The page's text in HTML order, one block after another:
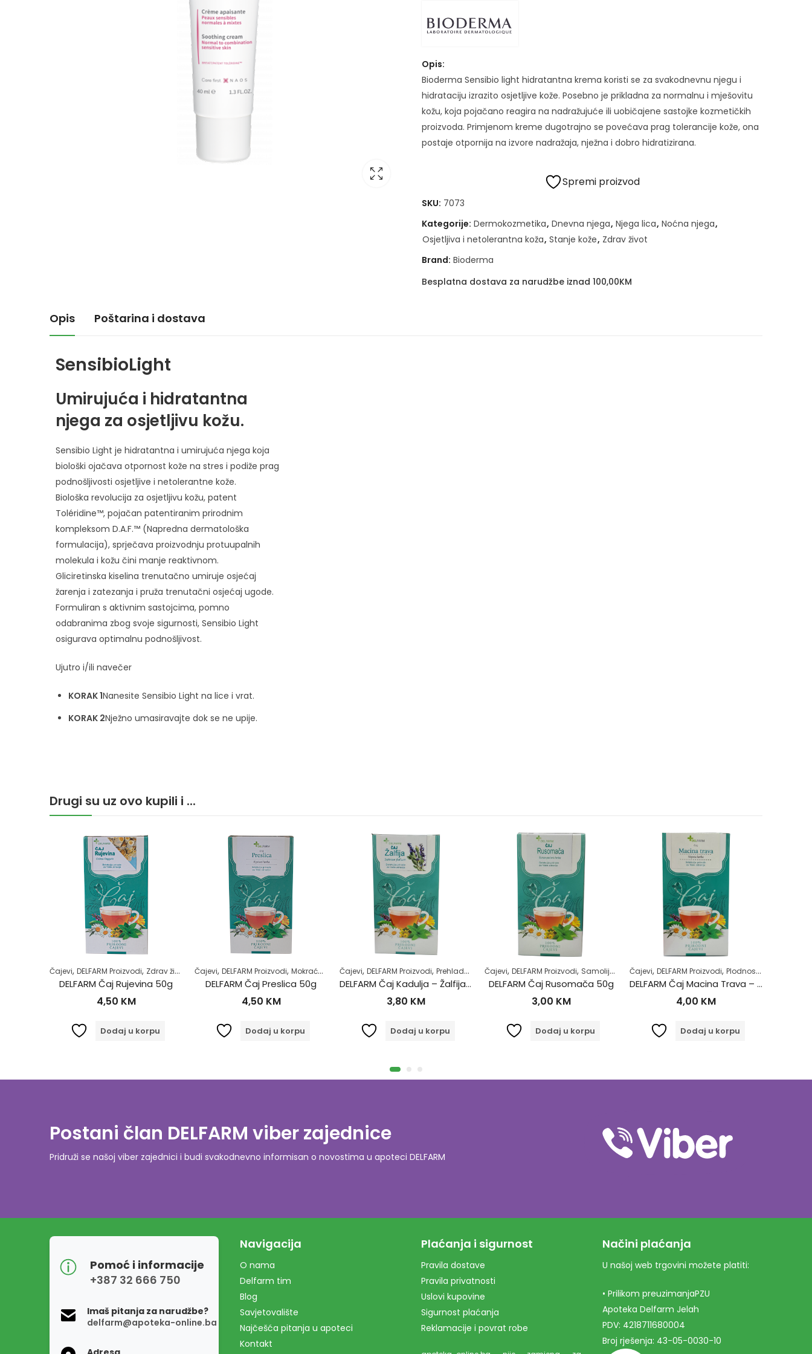
Opis:
Bioderma Sensibio light hidratantna krema koristi se za svakodnevnu njegu i
hidrataciju izrazito osjetljive kože. Posebno je prikladna za normalnu i mješovitu
kožu, koja pojačano reagira na nadražujuće ili uobičajene sastojke kozmetičkih
proizvoda. Primjenom kreme dugotrajno se povećava prag tolerancije kože, ona
postaje otpornija na izvore nadražaja, nježna i dobro hidratizirana.
Spremi proizvod
SKU: 7073
Kategorije: Dermokozmetika, Dnevna njega, Njega lica, Noćna njega,
Osjetljiva i netolerantna koža, Stanje kože, Zdrav život
Brand: Bioderma
Besplatna dostava za narudžbe iznad 100,00KM
Opis Poštarina i dostava
SensibioLight
Umirujuća i hidratantna
njega za osjetljivu kožu.
Sensibio Light je hidratantna i umirujuća njega koja
biološki ojačava otpornost kože na stres i podiže prag
podnošljivosti osjetljive i netolerantne kože.
Biološka revolucija za osjetljivu kožu, patent
Toléridine™, pojačan patentiranim prirodnim
kompleksom D.A.F.™ (Napredna dermatološka
formulacija), sprječava proizvodnju protuupalnih
molekula i kožu čini manje reaktivnom.
Gliciretinska kiselina trenutačno umiruje osjećaj
žarenja i zatezanja i pruža trenutačni osjećaj ugode.
Formuliran s aktivnim sastojcima, pomno
odabranima zbog svoje sigurnosti, Sensibio Light
osigurava optimalnu podnošljivost.
Ujutro i/ili navečer
KORAK 1Nanesite Sensibio Light na lice i vrat.
KORAK 2Nježno umasiravajte dok se ne upije.
Drugi su uz ovo kupili i ...
,Superhrana, Zdrav život
Čajevi, DELFARM Proizvodi, Zdrav život
DELFARM Čaj Rujevina 50g
4,50 KM
Dodaj u korpu
Čajevi, DELFARM Proizvodi, Mokraćni sistem ,Samoliječenje,Zdrav život
DELFARM Čaj Preslica 50g
4,50 KM
Dodaj u korpu
Čajevi, DELFARM Proizvodi, Prehlada i gripa ,Zdrav život, Zdravlje usne šupljine Zubobolja
DELFARM Čaj Kadulja – Žalfija 50g
3,80 KM
Dodaj u korpu
Čajevi, DELFARM Proizvodi, Samoliječenje ,Zdrav život,Žensko zdravlje
DELFARM Čaj Rusomača 50g
3,00 KM
Dodaj u korpu
Čajevi, DELFARM Proizvodi, Plodnost ,
DELFARM Čaj Macina Trava – Očajnica 50g
4,00 KM
Dodaj u korpu
Postani član DELFARM viber zajednice
Pridruži se našoj viber zajednici i budi svakodnevno informisan o novostima u apoteci DELFARM
Pomoć i informacije
+387 32 666 750
Imaš pitanja za narudžbe?
delfarm@apoteka-online.ba
Navigacija
O nama
Delfarm tim
Blog
Savjetovalište
Najčešća pitanja u apoteci
Kontakt
Plaćanja i sigurnost
Pravila dostave
Pravila privatnosti
Uslovi kupovine
Sigurnost plaćanja
Reklamacije i povrat robe
Načini plaćanja
U našoj web trgovini možete platiti:
• Prilikom preuzimanjaPZU
Apoteka Delfarm Jelah
PDV: 4218711680004
Broj rješenja: 43-05-0030-10